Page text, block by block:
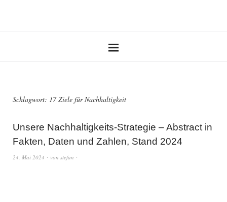
Schlagwort: 17 Ziele für Nachhaltigkeit
Unsere Nachhaltigkeits-Strategie – Abstract in
Fakten, Daten und Zahlen, Stand 2024
24. Mai 2024 von stefan